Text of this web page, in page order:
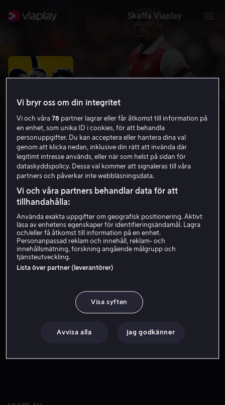
Skaffa Viaplay
National Pride
Sportdokumentärer
Skaffa Viaplay
nationer och deras mest profilerade Premier League-
Medverkande Éric Cantona
Vi bryr oss om din integritet
Vi och våra78 partner lagrar eller får åtkomst till information på
en enhet, som unika ID i cookies, för att behandla
personuppgifter. Du kan acceptera eller hantera dina val
genom att klicka nedan, inklusive din rätt att invända där
legitimt intresse används, eller när som helst på sidan för
dataskyddspolicy. Dessa val kommer att signaleras till våra
partners och påverkar inte webbläsningsdata.
Vi och våra partners behandlar data för att
tillhandahålla:
Använda exakta uppgifter om geografisk positionering. Aktivt
läsa av enhetens egenskaper för identifieringsändamål. Lagra
och/eller få åtkomst till information på en enhet.
Personanpassad reklam och innehåll, reklam- och
innehållsmätning, forskning angående målgrupp och
tjänsteutveckling.
Lista över partner (leverantörer)
Visa syften
Avvisa alla Jag godkänner